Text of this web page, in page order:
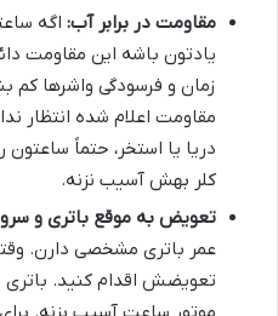
مقاومت در برابر آب: اگه
یادتون باشه این مقاومت
زمان و فرسودگی واشرها
مقاومت اعلام شده انتظار
دریا یا استخر، حتماً
کلر بهش آسیب نزنه.
تعویض به موقع باتری و
عمر باتری مشخصی دارن.
تعویضش اقدام کنید.